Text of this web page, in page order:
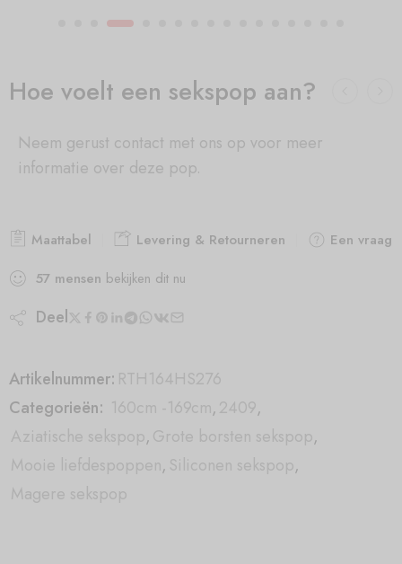
Hoe voelt een sekspop aan?
Neem gerust contact met ons op voor meer
informatie over deze pop.
Maattabel Levering & Retourneren
Een vraag
57 mensen bekijken dit nu
Deel
Artikelnummer: RTH164HS276
Categorieën: 160cm -169cm,2409,
Aziatische sekspop,Grote borsten sekspop,
Mooie liefdespoppen, Siliconen sekspop,
Magere sekspop